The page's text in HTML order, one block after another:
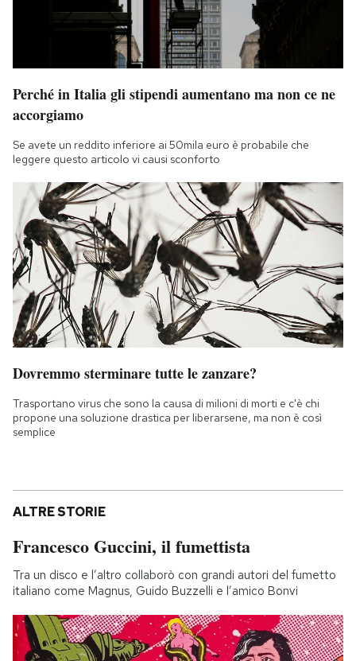
Perché in Italia gli stipendi aumentano ma non ce ne
accorgiamo
Se avete un reddito inferiore ai 50mila euro è probabile che
leggere questo articolo vi causi sconforto
Dovremmo sterminare tutte le zanzare?
Trasportano virus che sono la causa di milioni di morti e c'è chi
propone una soluzione drastica per liberarsene, ma non è così
semplice
ALTRE STORIE
Francesco Guccini, il fumettista
Tra un disco e l’altro collaborò con grandi autori del fumetto
italiano come Magnus, Guido Buzzelli e l’amico Bonvi